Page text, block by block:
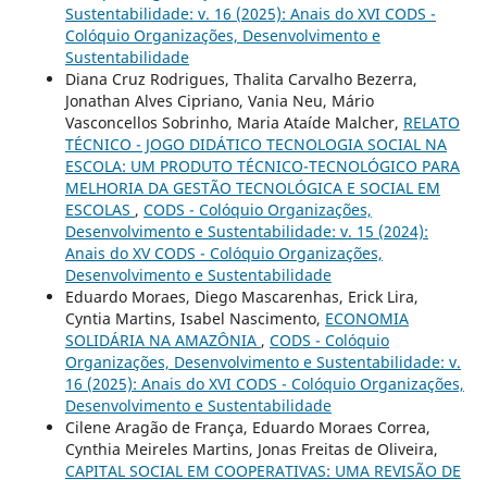
Sustentabilidade: v. 16 (2025): Anais do XVI CODS -
Colóquio Organizações, Desenvolvimento e
Sustentabilidade
Diana Cruz Rodrigues, Thalita Carvalho Bezerra,
Jonathan Alves Cipriano, Vania Neu, Mário
Vasconcellos Sobrinho, Maria Ataíde Malcher, RELATO
TÉCNICO - JOGO DIDÁTICO TECNOLOGIA SOCIAL NA
ESCOLA: UM PRODUTO TÉCNICO-TECNOLÓGICO PARA
MELHORIA DA GESTÃO TECNOLÓGICA E SOCIAL EM
ESCOLAS , CODS - Colóquio Organizações,
Desenvolvimento e Sustentabilidade: v. 15 (2024):
Anais do XV CODS - Colóquio Organizações,
Desenvolvimento e Sustentabilidade
Eduardo Moraes, Diego Mascarenhas, Erick Lira,
Cyntia Martins, Isabel Nascimento, ECONOMIA
SOLIDÁRIA NA AMAZÔNIA , CODS - Colóquio
Organizações, Desenvolvimento e Sustentabilidade: v.
16 (2025): Anais do XVI CODS - Colóquio Organizações,
Desenvolvimento e Sustentabilidade
Cilene Aragão de França, Eduardo Moraes Correa,
Cynthia Meireles Martins, Jonas Freitas de Oliveira,
CAPITAL SOCIAL EM COOPERATIVAS: UMA REVISÃO DE